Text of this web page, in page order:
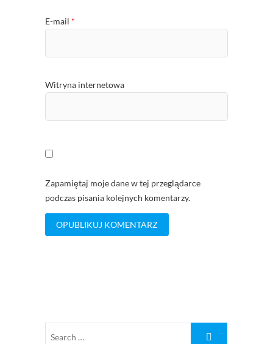
E-mail *
Witryna internetowa
Zapamiętaj moje dane w tej przeglądarce
podczas pisania kolejnych komentarzy.